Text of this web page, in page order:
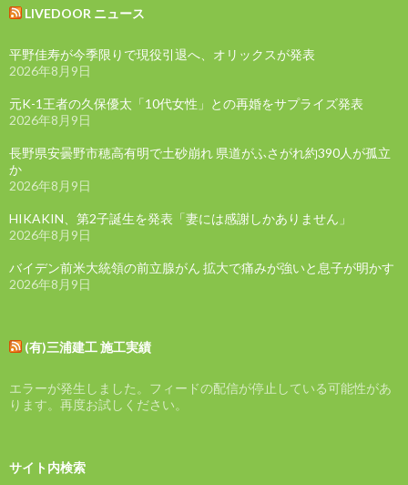
LIVEDOOR ニュース
平野佳寿が今季限りで現役引退へ、オリックスが発表
2026年8月9日
元K-1王者の久保優太「10代女性」との再婚をサプライズ発表
2026年8月9日
長野県安曇野市穂高有明で土砂崩れ 県道がふさがれ約390人が孤立
か
2026年8月9日
HIKAKIN、第2子誕生を発表「妻には感謝しかありません」
2026年8月9日
バイデン前米大統領の前立腺がん 拡大で痛みが強いと息子が明かす
2026年8月9日
(有)三浦建工 施工実績
エラーが発生しました。フィードの配信が停止している可能性があ
ります。再度お試しください。
サイト内検索